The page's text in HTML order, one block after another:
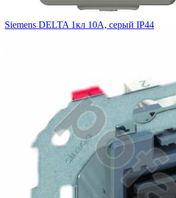
Siemens DELTA 1кл 10А, серый IP44